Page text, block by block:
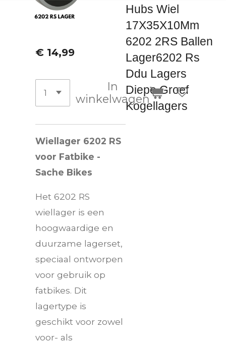
Hubs Wiel
17X35X10Mm
6202 2RS Ballen
Lager6202 Rs
Ddu Lagers
Diepe Groef
Kogellagers
€ 14,99
In
winkelwagen
Wiellager 6202 RS
voor Fatbike -
Sache Bikes
Het 6202 RS
wiellager is een
hoogwaardige en
duurzame lagerset,
speciaal ontworpen
voor gebruik op
fatbikes. Dit
lagertype is
geschikt voor zowel
voor- als